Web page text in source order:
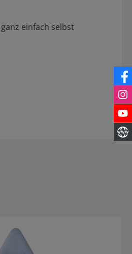
einfach selbst